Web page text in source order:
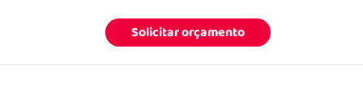
Solicitar orçamento